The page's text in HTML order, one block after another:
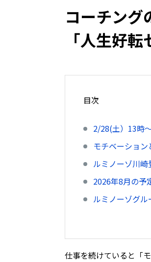
コーチング
「人生好転
目次
2/28(土）13時
モチベーション
ルミノーゾ川
2026年8月の予
ルミノーゾグル
仕事を続けていると「